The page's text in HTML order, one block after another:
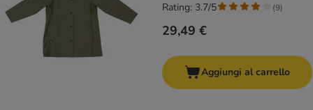
29,49 €
Rating: 3.7/5 (9)
Aggiungi al carrello